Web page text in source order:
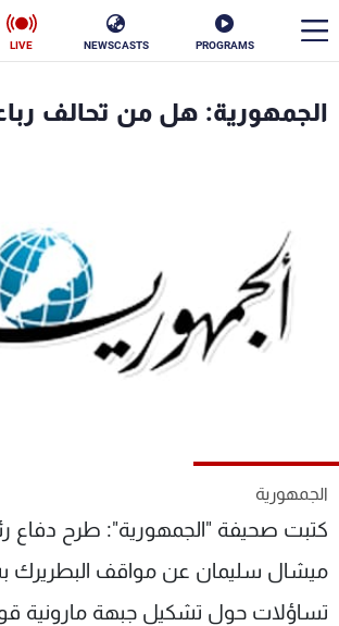
PROGRAMS
NEWSCASTS
LIVE
الجمهورية: هل من تحالف
الجمهورية
كتبت صحيفة "الجمهورية": طرح دفاع
ميشال سليمان عن مواقف البطريرك
تساؤلات حول تشكيل جبهة مارونية
إقتصاد فن
منوعات رياضة
كأس العالم
جدول البرامج
شاهد البرامج
الترددات
عن MTV
وظائف